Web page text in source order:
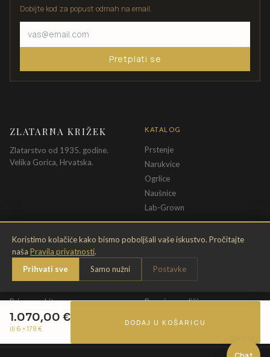
1.070,00 €
ili 6 ×178 €
DODAJ U KOŠARICU
Koristimo kolačiće kako bismo poboljšali vaše iskustvo. Pročitajte
naša Pravila privatnosti.
Prihvati sve
Samo nužni Postavke
Dobijte kod za popust odmah na email.
Pretplati se
ZLATARNA KRIŽEK
Zlatarstvo od 1935. godine.
Velika Gorica, Hrvatska.
KATALOG
Prstenje
Narukvice
Ogrlice
Naušnice
Lab-Grown
INFORMACIJE
O nama
Kontakt
Briga o nakitu
Jamstvo
PRAVNE ODREDBE
Pravila privatnosti
Opći uvjeti
Promjena veličine